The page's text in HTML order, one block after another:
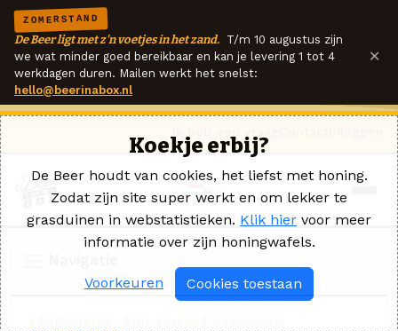
ZOMERSTAND
De Beer ligt met z'n voetjes in het zand. T/m 10 augustus zijn
we wat minder goed bereikbaar en kan je levering 1 tot 4
werkdagen duren. Mailen werkt het snelst:
hello@beerinabox.nl
×
Koekje erbij?
De Beer houdt van cookies, het liefst met honing.
Zodat zijn site super werkt en om lekker te
grasduinen in webstatistieken. Klik hier voor meer
informatie over zijn honingwafels.
Voorkeuren Cookies toestaan